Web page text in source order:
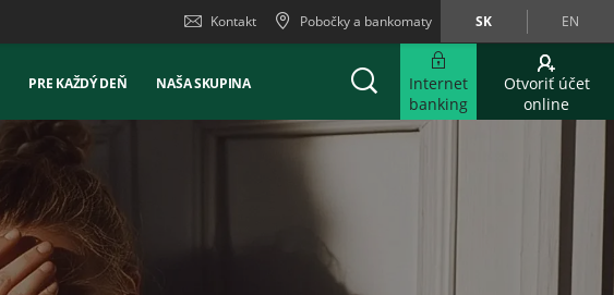
Kontakt Pobočky a bankomaty SK EN
PRE KAŽDÝ DEŇ NAŠA SKUPINA
Internet
banking
Otvoriť účet
online